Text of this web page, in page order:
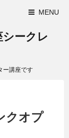
MENU
ークレ
ー講座です
クオプ